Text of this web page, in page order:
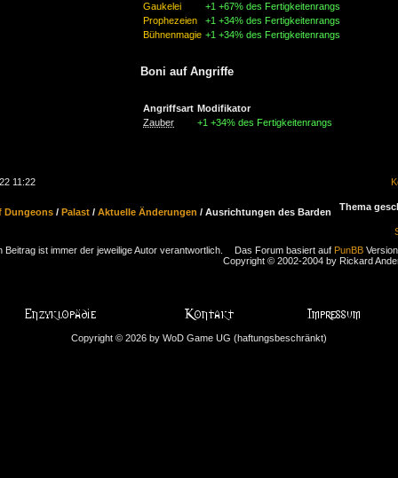
Gaukelei
+1 +67% des Fertigkeitenrangs
Prophezeien
+1 +34% des Fertigkeitenrangs
Bühnenmagie +1 +34% des Fertigkeitenrangs
Boni auf Angriffe
Angriffsart Modifikator
Zauber
+1 +34% des Fertigkeitenrangs
11:22
Dungeons / Palast / Aktuelle Änderungen / Ausrichtungen des Barden Thema
Beitrag ist immer der jeweilige Autor verantwortlich.
Das Forum basiert auf PunBB
Copyright © 2002-2004 by Rickard
Copyright © 2026 by WoD Game UG (haftungsbeschränkt)